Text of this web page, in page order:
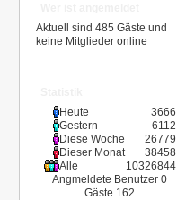
Aktuell sind 485 Gäste und
keine Mitglieder online
Heute
3666
Gestern
6112
Diese Woche
26779
Dieser Monat
38458
Alle
10326844
Angmeldete Benutzer 0
Gäste 162